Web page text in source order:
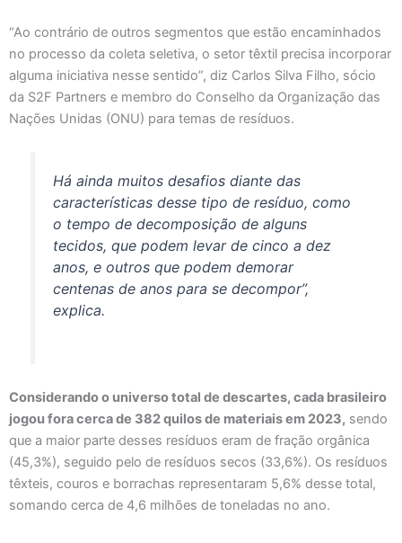
“Ao contrário de outros segmentos que estão encaminhados
no processo da coleta seletiva, o setor têxtil precisa incorporar
alguma iniciativa nesse sentido”, diz Carlos Silva Filho, sócio
da S2F Partners e membro do Conselho da Organização das
Nações Unidas (ONU) para temas de resíduos.
Há ainda muitos desafios diante das
características desse tipo de resíduo, como
o tempo de decomposição de alguns
tecidos, que podem levar de cinco a dez
anos, e outros que podem demorar
centenas de anos para se decompor”,
explica.
Considerando o universo total de descartes, cada brasileiro
jogou fora cerca de 382 quilos de materiais em 2023, sendo
que a maior parte desses resíduos eram de fração orgânica
(45,3%), seguido pelo de resíduos secos (33,6%). Os resíduos
têxteis, couros e borrachas representaram 5,6% desse total,
somando cerca de 4,6 milhões de toneladas no ano.